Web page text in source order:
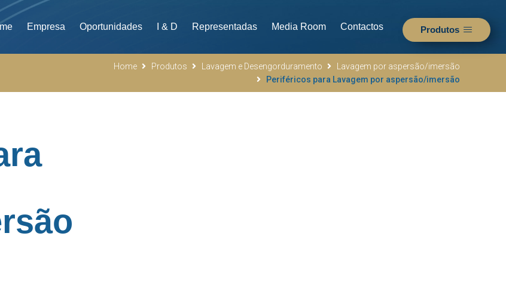
Empresa Oportunidades I & D Representadas Media Room Contactos Produtos
Home Produtos Lavagem e Desengorduramento
Lavagem por aspersão/imersão
Periféricos para Lavagem por aspersão/imersão